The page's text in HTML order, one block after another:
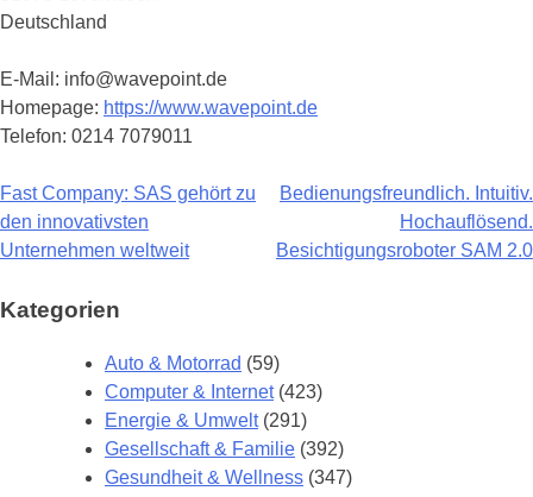
Deutschland
E-Mail: info@wavepoint.de
Homepage: https://www.wavepoint.de
Telefon: 0214 7079011
Beitragsnavigation
Fast Company: SAS gehört zu
den innovativsten
Unternehmen weltweit
Bedienungsfreundlich. Intuitiv.
Hochauflösend.
Besichtigungsroboter SAM 2.0
Kategorien
Auto & Motorrad (59)
Computer & Internet(423)
Energie & Umwelt(291)
Gesellschaft & Familie (392)
Gesundheit & Wellness (347)